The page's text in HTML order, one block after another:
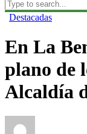
Destacadas
En La
plano de
Alcaldía